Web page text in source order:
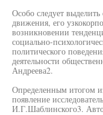
Особо следует
движения, его
возникновении
социально-
политического
деятельности
Андреева2.
Определенным итогом
появление
И.Г.Шаблинского3.